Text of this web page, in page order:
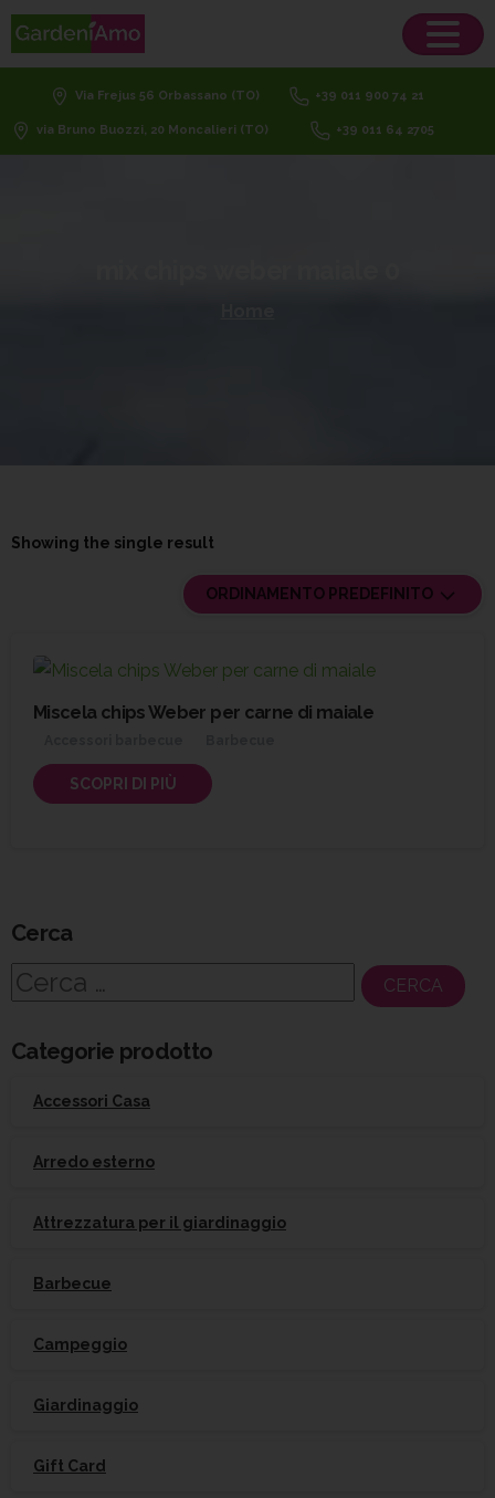
Via Frejus 56 Orbassano (TO) +39 011 900 74 21
via Bruno Buozzi, 20 Moncalieri (TO) +39 011 64 2705
Showing the single result
ORDINAMENTO PREDEFINITO
Miscela chips Weber per carne di maiale
SCOPRI DI PIÙ
Cerca
Ricerca
Categorie prodotto
Accessori Casa
Arredo esterno
Attrezzatura per il giardinaggio
Barbecue
Campeggio
Giardinaggio
Gift Card